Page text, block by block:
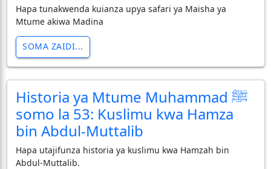
Hapa tunakwenda kuianza upya safari ya Maisha ya
Mtume akiwa Madina
SOMA ZAIDI...
Historia ya Mtume Muhammad ﷺ
somo la 53: Kuslimu kwa Hamza
bin Abdul-Muttalib
Hapa utajifunza historia ya kuslimu kwa Hamzah bin
Abdul-Muttalib.